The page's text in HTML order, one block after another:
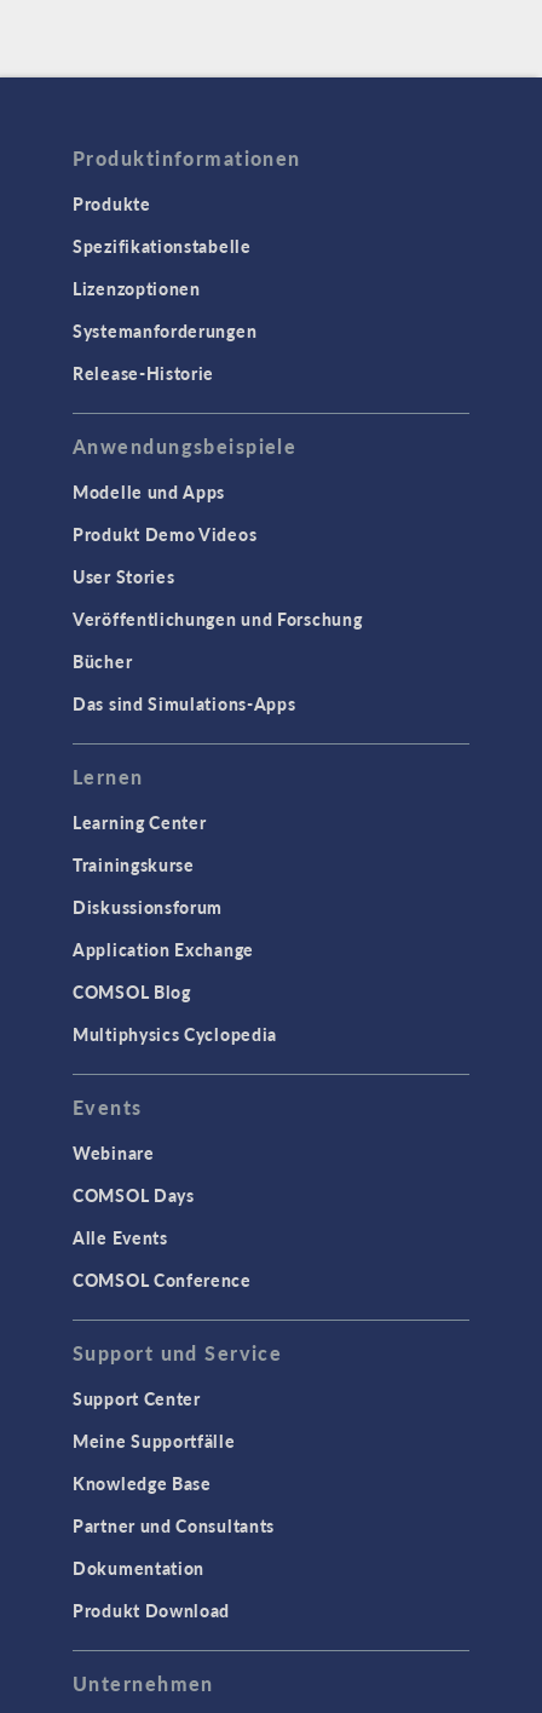
Produktinformationen
Produkte
Spezifikationstabelle
Lizenzoptionen
Systemanforderungen
Release-Historie
Anwendungsbeispiele
Modelle und Apps
Produkt Demo Videos
User Stories
Veröffentlichungen und Forschung
Bücher
Das sind Simulations-Apps
Lernen
Learning Center
Trainingskurse
Diskussionsforum
Application Exchange
COMSOL Blog
Multiphysics Cyclopedia
Events
Webinare
COMSOL Days
Alle Events
COMSOL Conference
Support und Service
Support Center
Meine Supportfälle
Knowledge Base
Partner und Consultants
Dokumentation
Produkt Download
Unternehmen